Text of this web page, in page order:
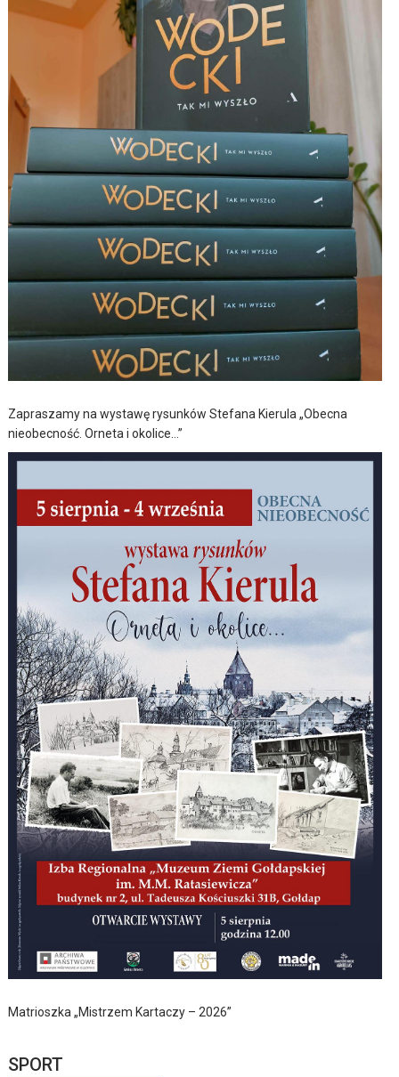
Zapraszamy na wystawę rysunków Stefana Kierula „Obecna
nieobecność. Orneta i okolice…”
Matrioszka „Mistrzem Kartaczy – 2026”
SPORT